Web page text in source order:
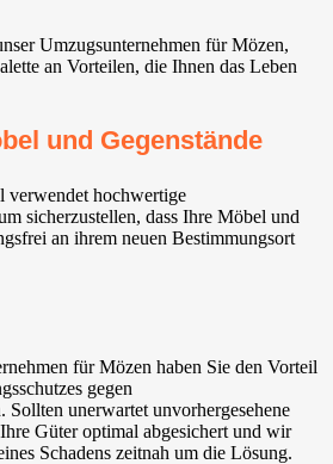
Umzugsunternehmen für Mözen,
an Vorteilen, die Ihnen das Leben
und Gegenstände
verwendet hochwertige
sicherzustellen, dass Ihre Möbel und
an ihrem neuen Bestimmungsort
für Mözen haben Sie den Vorteil
gegen
Sollten unerwartet unvorhergesehene
Güter optimal abgesichert und wir
Schadens zeitnah um die Lösung.